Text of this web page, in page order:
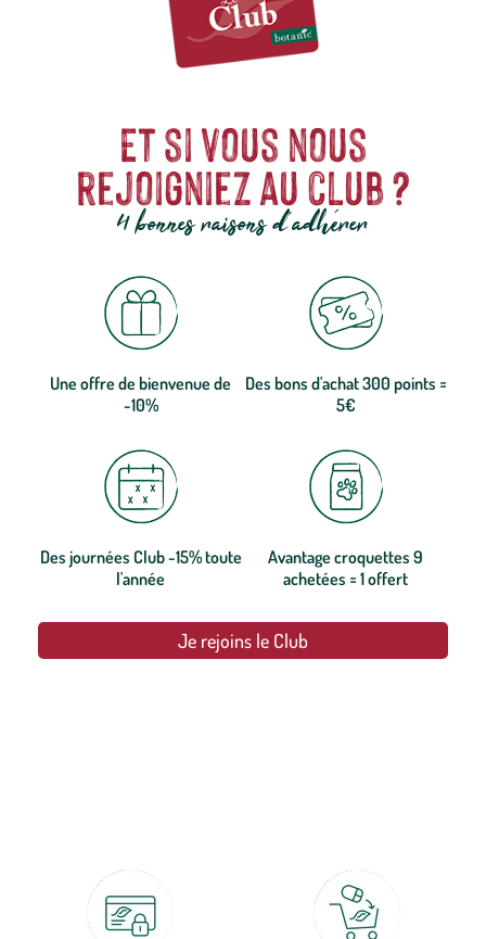
Et si vous nous
rejoigniez au club ?
4 bonnes raisons d'adhérer
Une offre de bienvenue de
-10%
Des bons d'achat 300 points =
5€
Des journées Club -15% toute
l'année
Avantage croquettes 9
achetées = 1 offert
Je rejoins le Club